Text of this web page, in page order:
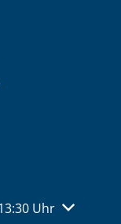
Schließzeiten
Uhr